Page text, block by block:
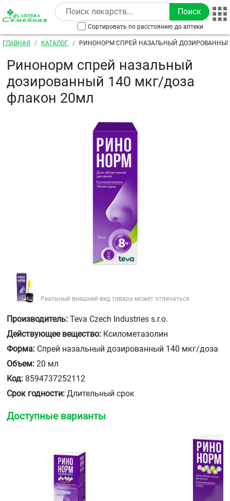
Перейти к основному содержанию
Сортировать по расстоянию до аптеки
Строка навигации
ГЛАВНАЯ КАТАЛОГ
РИНОНОРМ СПРЕЙ НАЗАЛЬНЫЙ
Ринонорм спрей назальный
дозированный 140 мкг/доза
флакон 20мл
Реальный внешний вид товара может отличаться
Производитель: Teva Czech Industries s.r.o.
Действующее вещество: Ксилометазолин
Форма: Спрей назальный дозированный 140 мкг/доза
Объем: 20 мл
Код: 8594737252112
Срок годности: Длительный срок
Доступные варианты